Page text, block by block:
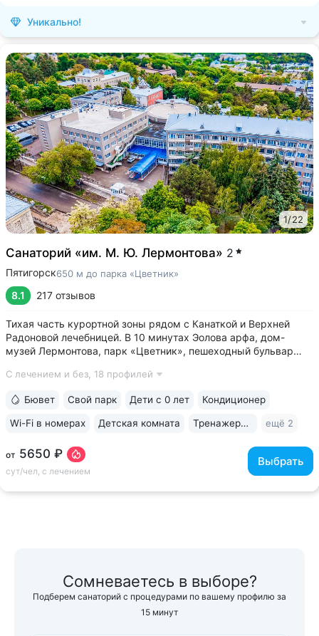
Уникально!
1/22
Санаторий «им. М. Ю. Лермонтова» 2
Пятигорск650 м до парка «Цветник»
8.1 217 отзывов
Тихая часть курортной зоны рядом с Канаткой и Верхней
Радоновой лечебницей. В 10 минутах Эолова арфа, дом-
музей Лермонтова, парк «Цветник», пешеходный бульвар
с минеральной водой № 29. В 2–5 минутах бюветы
С лечением и без, 18 профилей
от 5650 ₽
сут/чел, с лечением
Выбрать
Бювет Свой парк Дети с 0 лет Кондиционер
Wi-Fi в номерах Детская комната Тренажерный зал ещё 2
Сомневаетесь в выборе?
Подберем санаторий с процедурами по вашему профилю за
15 минут